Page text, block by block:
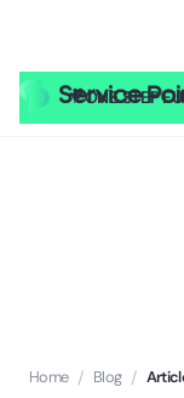
🎥ONE STEP
Home / Blog /